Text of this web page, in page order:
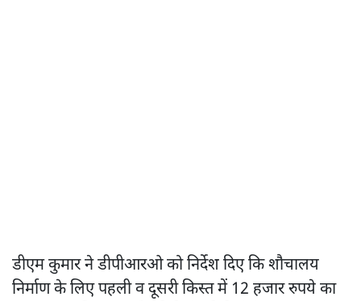
डीएम कुमार ने डीपीआरओ को निर्देश दिए कि शौचालय
निर्माण के लिए पहली व दूसरी किस्त में 12 हजार रुपये का